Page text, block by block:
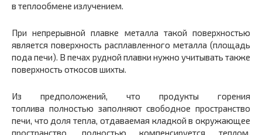
в теплообмене излучением.
При непрерывной плавке металла такой поверхно­стью
является поверхность расплавленного металла (площадь
пода печи). В печах рудной плавки нужно учитывать также
поверхность откосов шихты.
Из предположений, что продукты горения
топлива полностью заполняют свободное пространство
печи, что доля тепла, отдаваемая кладкой в окружающее
прост­ранство, полностью компенсируется теплом,